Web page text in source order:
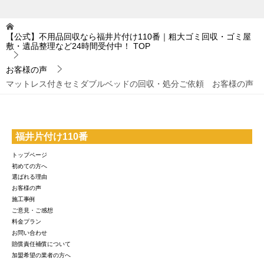
【公式】不用品回収なら福井片付け110番｜粗大ゴミ回収・ゴミ屋
敷・遺品整理など24時間受付中！
TOP
お客様の声
マットレス付きセミダブルベッドの回収・処分ご依頼 お客様の声
福井片付け110番
トップページ
初めての方へ
選ばれる理由
お客様の声
施工事例
ご意見・ご感想
料金プラン
お問い合わせ
賠償責任補償について
加盟希望の業者の方へ